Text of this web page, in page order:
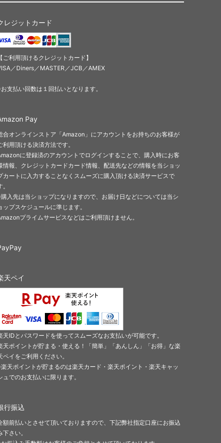
レジットカード
【ご利用頂けるクレジットカード】
／Diners／MASTER／JCB／AMEX
支払い回数は１回払いとなります。
Pay
合オンラインストア「Amazon」にアカウントをお持ちのお客様が
利用頂ける決済方法です。
に登録済のアカウントでログインすることで、購入時にお客
情報、クレジットカードカード情報、配送先などの情報を当ショッ
カートに入力することなくスムーズに購入頂ける決済サービスで
。
入先は当ショップになりますので、お届け日などについては当シ
ップスケジュールに準じます。
プライムサービスなどはご利用頂けません。
天ペイ
天IDとパスワードを使ってスムーズなお支払いが可能です。
天ポイントが貯まる・使える！「簡単」「あんしん」「お得」な楽
ペイをご利用ください。
天ポイントが貯まるのは楽天カード・楽天ポイント・楽天キャッ
ュでのお支払いに限ります。
行振込
額前払いとさせて頂いておりますので、下記弊社指定口座にお振込
下さい。